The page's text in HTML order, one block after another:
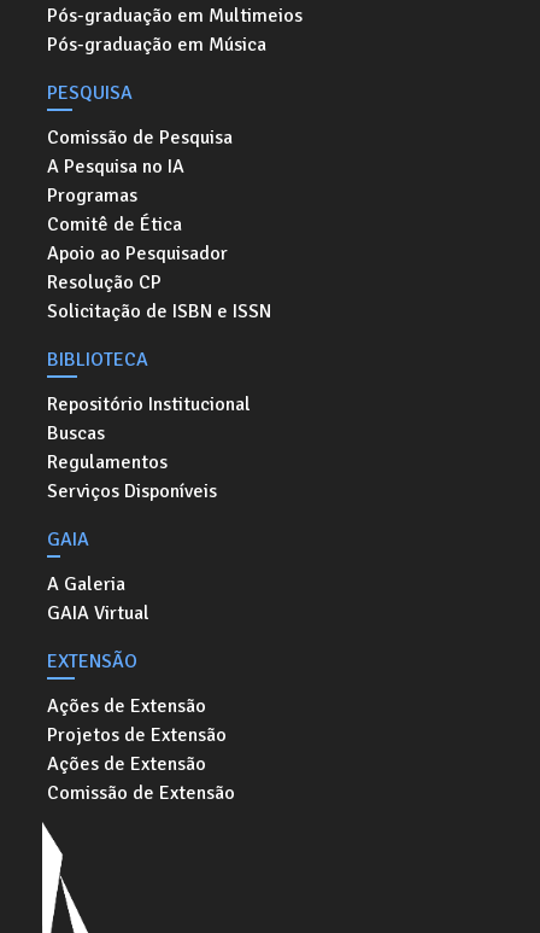
Pós-graduação em Multimeios
Pós-graduação em Música
PESQUISA
Comissão de Pesquisa
A Pesquisa no IA
Programas
Comitê de Ética
Apoio ao Pesquisador
Resolução CP
Solicitação de ISBN e ISSN
BIBLIOTECA
Repositório Institucional
Buscas
Regulamentos
Serviços Disponíveis
GAIA
A Galeria
GAIA Virtual
EXTENSÃO
Ações de Extensão
Projetos de Extensão
Ações de Extensão
Comissão de Extensão